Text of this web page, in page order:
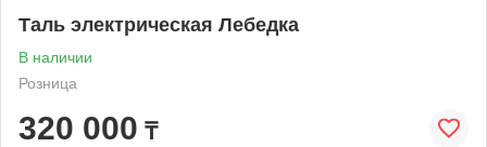
Таль электрическая Лебедка
В наличии
Розница
320 000 ₸